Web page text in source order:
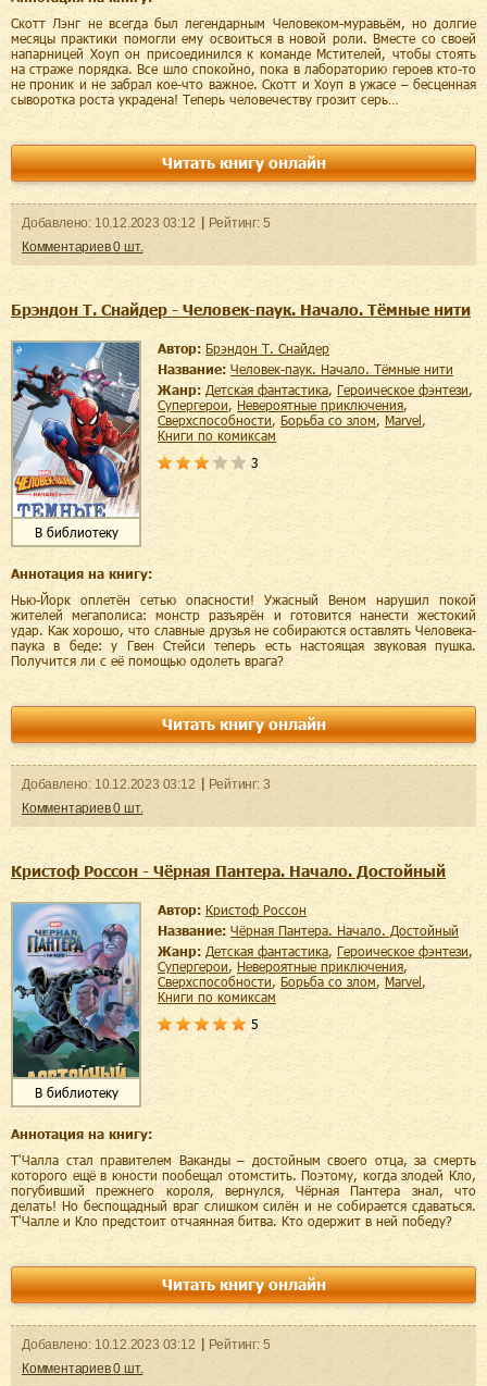
Скотт Лэнг не всегда был легендарным Человеком-муравьём, но долгие
месяцы практики помогли ему освоиться в новой роли. Вместе со своей
напарницей Хоуп он присоединился к команде Мстителей, чтобы стоять
на страже порядка. Все шло спокойно, пока в лабораторию героев кто-то
не проник и не забрал кое-что важное. Скотт и Хоуп в ужасе – бесценная
сыворотка роста украдена! Теперь человечеству грозит серь…
Читать книгу онлайн
Добавленo: 10.12.2023 03:12 Рейтинг: 5
Комментариев0 шт.
Брэндон Т. Снайдер - Человек-паук. Начало. Тёмные нити
В библиотеку
Автор:
Брэндон Т. Снайдер
Название:
Человек-паук. Начало. Тёмные нити
Жанр:
детская фантастика, героическое фэнтези,
супергерои, невероятные приключения,
сверхспособности, борьба со злом, Marvel ,
книги по комиксам
3
Аннотация на книгу:
Нью-Йорк оплетён сетью опасности! Ужасный Веном нарушил покой
жителей мегаполиса: монстр разъярён и готовится нанести жестокий
удар. Как хорошо, что славные друзья не собираются оставлять Человека-
паука в беде: у Гвен Стейси теперь есть настоящая звуковая пушка.
Получится ли с её помощью одолеть врага?
Читать книгу онлайн
Добавленo: 10.12.2023 03:12 Рейтинг: 3
Комментариев0 шт.
Кристоф Россон - Чёрная Пантера. Начало. Достойный
В библиотеку
Автор:
Кристоф Россон
Название:
Чёрная Пантера. Начало. Достойный
Жанр:
детская фантастика, героическое фэнтези,
супергерои, невероятные приключения,
сверхспособности, борьба со злом, Marvel,
книги по комиксам
5
Аннотация на книгу:
Т'Чалла стал правителем Ваканды – достойным своего отца, за смерть
которого ещё в юности пообещал отомстить. Поэтому, когда злодей Кло,
погубивший прежнего короля, вернулся, Чёрная Пантера знал, что
делать! Но беспощадный враг слишком силён и не собирается сдаваться.
Т'Чалле и Кло предстоит отчаянная битва. Кто одержит в ней победу?
Читать книгу онлайн
Добавленo: 10.12.2023 03:12 Рейтинг: 5
Комментариев0 шт.